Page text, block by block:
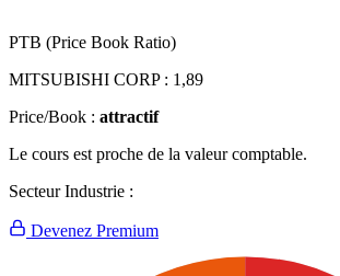
PTB (Price Book Ratio)
MITSUBISHI CORP : 1,89
Price/Book : attractif
Le cours est proche de la valeur comptable.
Secteur Industrie :
Devenez Premium